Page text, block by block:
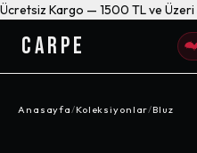
Ücretsiz Kargo — 1500 TL ve Üzeri
CARPE
Anasayfa/Koleksiyonlar/Bluz